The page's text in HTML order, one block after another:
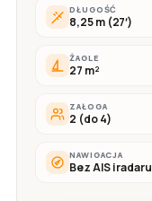
DŁUGOŚĆ
8,25 m (27′)
ŻAGLE
27 m²
ZAŁOGA
2 (do 4)
NAWIGACJA
Bez AIS i radaru